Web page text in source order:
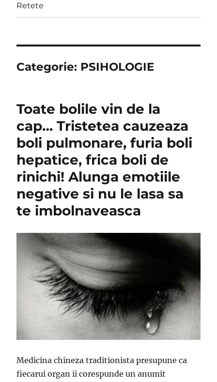
Retete
Categorie: PSIHOLOGIE
Toate bolile vin de la
cap… Tristetea cauzeaza
boli pulmonare, furia boli
hepatice, frica boli de
rinichi! Alunga emotiile
negative si nu le lasa sa
te imbolnaveasca
Medicina chineza traditionista presupune ca
fiecarui organ ii corespunde un anumit